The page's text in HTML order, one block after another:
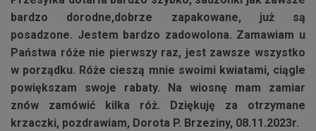
bardzo dorodne,dobrze zapakowane, już są
posadzone. Jestem bardzo zadowolona. Zamawiam u
Państwa róże nie pierwszy raz, jest zawsze wszystko
w porządku. Róże cieszą mnie swoimi kwiatami, ciągle
powiększam swoje rabaty. Na wiosnę mam zamiar
znów zamówić kilka róż. Dziękuję za otrzymane
krzaczki, pozdrawiam, Dorota P. Brzeziny, 08.11.2023r.